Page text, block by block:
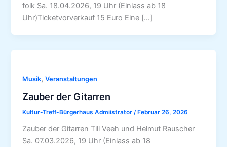
folk Sa. 18.04.2026, 19 Uhr (Einlass ab 18
Uhr)Ticketvorverkauf 15 Euro Eine […]
Musik,Veranstaltungen
Zauber der Gitarren
Kultur-Treff-Bürgerhaus Admiistrator/ Februar 26, 2026
Zauber der Gitarren Till Veeh und Helmut Rauscher
Sa. 07.03.2026, 19 Uhr (Einlass ab 18